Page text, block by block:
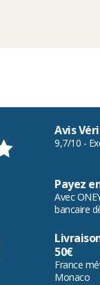
Avis
9,7/10 -
Payez
Avec
bancaire
50€
France
Monaco